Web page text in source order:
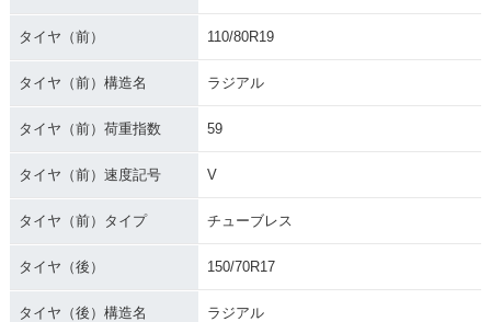
タイヤ（前） 110/80R19
タイヤ（前）構造名 ラジアル
タイヤ（前）荷重指数 59
タイヤ（前）速度記号 V
タイヤ（前）タイプ チューブレス
タイヤ（後） 150/70R17
タイヤ（後）構造名 ラジアル